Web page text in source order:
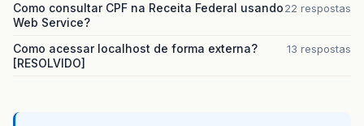
Como consultar CPF na Receita Federal usando
Web Service?
22 respostas
Como acessar localhost de forma externa?
[RESOLVIDO]
13 respostas